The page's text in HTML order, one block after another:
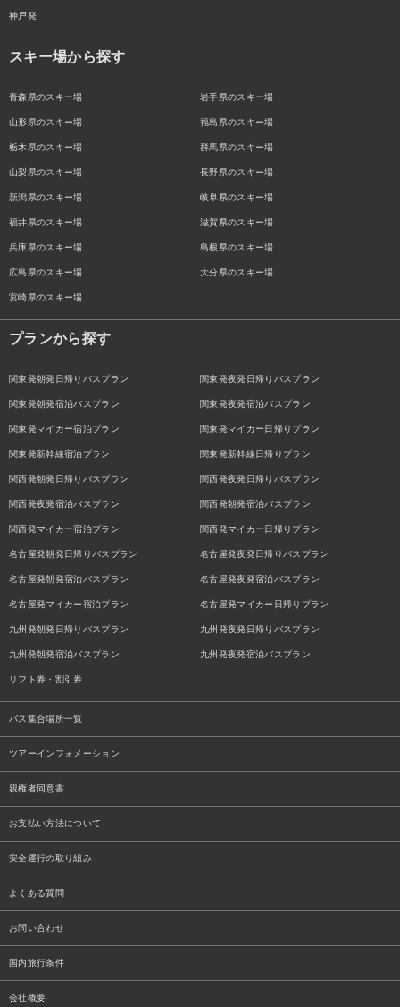
神戸発
スキー場から探す
青森県のスキー場 岩手県のスキー場
山形県のスキー場 福島県のスキー場
栃木県のスキー場 群馬県のスキー場
山梨県のスキー場 長野県のスキー場
新潟県のスキー場 岐阜県のスキー場
福井県のスキー場 滋賀県のスキー場
兵庫県のスキー場 島根県のスキー場
広島県のスキー場 大分県のスキー場
宮崎県のスキー場
プランから探す
関東発朝発日帰りバスプラン 関東発夜発日帰りバスプラン
関東発朝発宿泊バスプラン 関東発夜発宿泊バスプラン
関東発マイカー宿泊プラン 関東発マイカー日帰りプラン
関東発新幹線宿泊プラン 関東発新幹線日帰りプラン
関西発朝発日帰りバスプラン 関西発夜発日帰りバスプラン
関西発夜発宿泊バスプラン 関西発朝発宿泊バスプラン
関西発マイカー宿泊プラン 関西発マイカー日帰りプラン
名古屋発朝発日帰りバスプラン 名古屋発夜発日帰りバスプラン
名古屋発朝発宿泊バスプラン 名古屋発夜発宿泊バスプラン
名古屋発マイカー宿泊プラン 名古屋発マイカー日帰りプラン
九州発朝発日帰りバスプラン 九州発夜発日帰りバスプラン
九州発朝発宿泊バスプラン 九州発夜発宿泊バスプラン
リフト券・割引券
バス集合場所一覧
ツアーインフォメーション
親権者同意書
お支払い方法について
安全運行の取り組み
よくある質問
お問い合わせ
国内旅行条件
会社概要